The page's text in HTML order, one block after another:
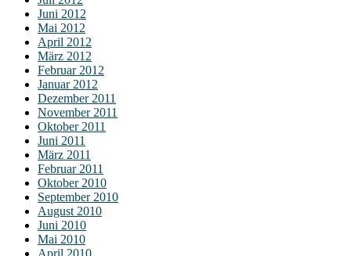
Juni 2012
Mai 2012
April 2012
März 2012
Februar 2012
Januar 2012
Dezember 2011
November 2011
Oktober 2011
Juni 2011
März 2011
Februar 2011
Oktober 2010
September 2010
August 2010
Juni 2010
Mai 2010
April 2010